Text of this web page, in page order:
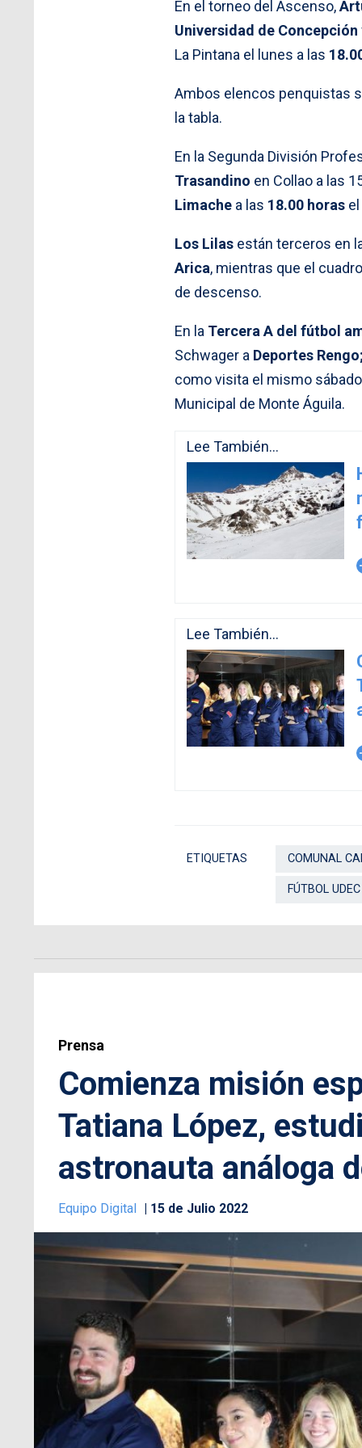
En el torneo del Ascenso,
Universidad de Concepción
La Pintana el lunes a las
Ambos elencos penquistas
la tabla.
En la Segunda División
Trasandino en Collao a las
Limache a las 18.00 horas
Los Lilas están terceros en
Arica, mientras que el
de descenso.
En la Tercera A del fútbol
Schwager a Deportes
como visita el mismo
Municipal de Monte Águila.
Lee También...
Lee También...
ETIQUETAS COMUNAL
FÚTBOL UDEC
Prensa
Comienza misión
Tatiana López,
astronauta análoga
Equipo Digital 15 de Julio 2022